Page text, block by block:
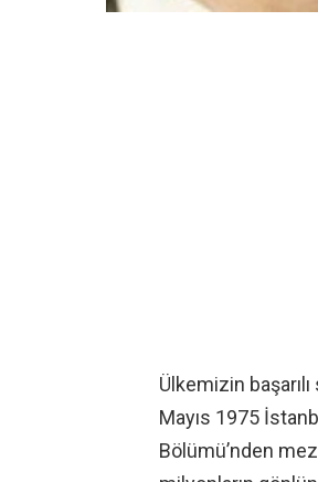
Ülkemizin
Mayıs 1975
Bölümü’nden